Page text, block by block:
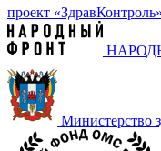
проект «‎ЗдравКонтроль»
Министерство